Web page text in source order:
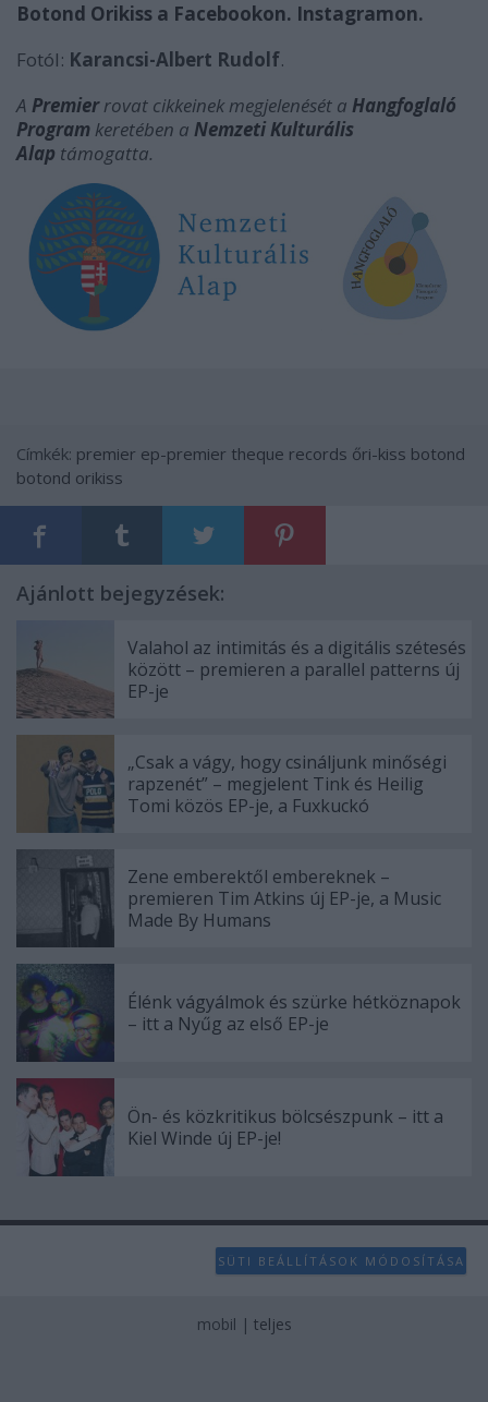
Botond Orikiss a Facebookon. Instagramon.
Fotól: Karancsi-Albert Rudolf.
A Premierrovat cikkeinek megjelenését a Hangfoglaló
Program keretében a Nemzeti Kulturális
Alap támogatta.
Címkék: premier ep-premier theque records őri-kiss botond
botond orikiss
Ajánlott bejegyzések:
Valahol az intimitás és a digitális szétesés
között – premieren a parallel patterns új
EP-je
„Csak a vágy, hogy csináljunk minőségi
rapzenét” – megjelent Tink és Heilig
Tomi közös EP-je, a Fuxkuckó
Zene emberektől embereknek –
premieren Tim Atkins új EP-je, a Music
Made By Humans
Élénk vágyálmok és szürke hétköznapok
– itt a Nyűg az első EP-je
Ön- és közkritikus bölcsészpunk – itt a
Kiel Winde új EP-je!
SÜTI BEÁLLÍTÁSOK MÓDOSÍTÁSA
mobil | teljes